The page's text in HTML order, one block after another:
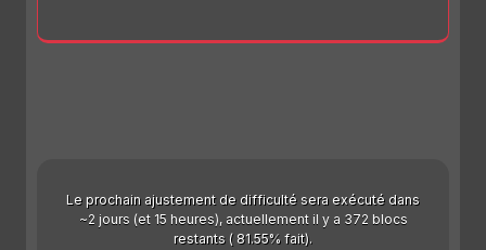
Le prochain ajustement de difficulté sera exécuté dans
~2 jours (et 15 heures), actuellement il y a 372 blocs
restants ( 81.55% fait).